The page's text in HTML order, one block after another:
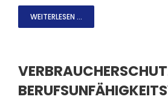
WEITERLESEN ...